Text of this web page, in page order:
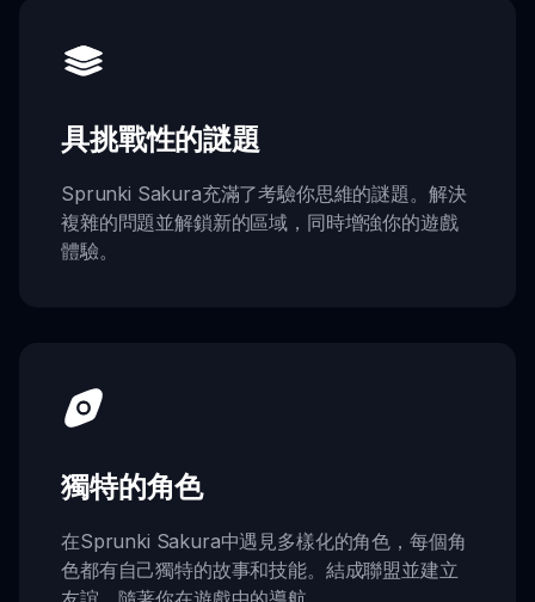
具挑戰性的謎題
Sprunki Sakura充滿了考驗你思維的謎題。解決
複雜的問題並解鎖新的區域，同時增強你的遊戲
體驗。
獨特的角色
在Sprunki Sakura中遇見多樣化的角色，每個角
色都有自己獨特的故事和技能。結成聯盟並建立